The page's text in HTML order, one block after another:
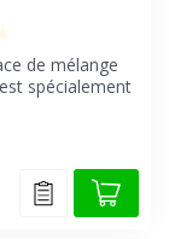
de mélange
spécialement